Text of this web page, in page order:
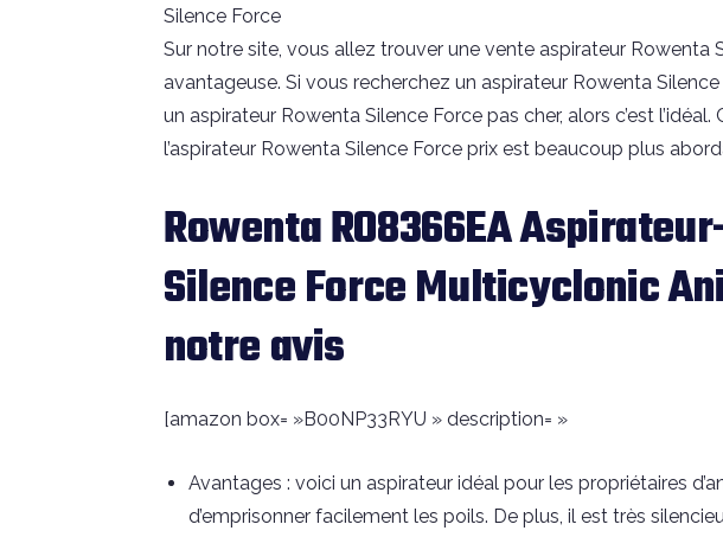
Silence Force
Sur notre site, vous allez trouver une vente aspirateur Rowenta
avantageuse. Si vous recherchez un aspirateur Rowenta
un aspirateur Rowenta Silence Force pas cher, alors c’est l’idéal.
l’aspirateur Rowenta Silence Force prix est beaucoup plus
Rowenta RO8366EA
Silence Force Multicyclonic
notre avis
[amazon box= »B00NP33RYU » description= »
Avantages : voici un aspirateur idéal pour les propriétaires
d’emprisonner facilement les poils. De plus, il est très